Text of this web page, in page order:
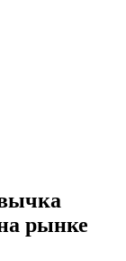
рынке